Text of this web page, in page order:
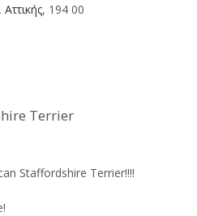
, Αττικής, 194 00
Terrier
Staffordshire Terrier!!!!